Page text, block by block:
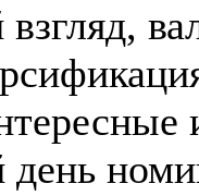
день